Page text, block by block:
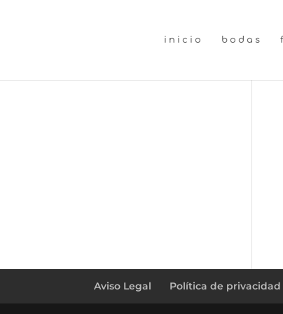
inicio bodas
Aviso Legal Política de privacidad